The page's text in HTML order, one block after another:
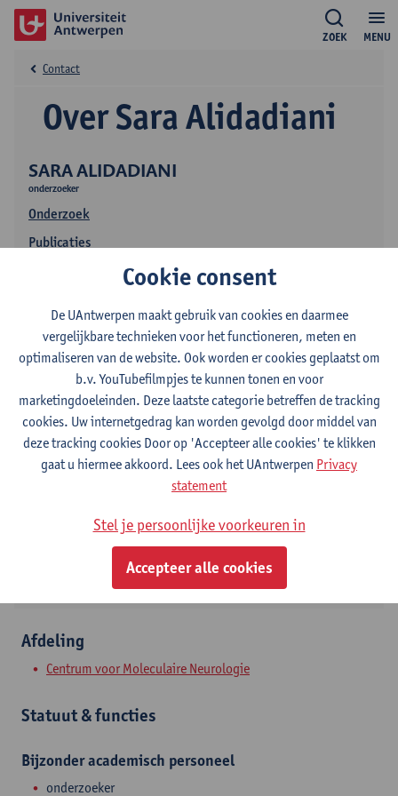
MENU
ZOEK
SARA ALIDADIANI
onderzoeker
Onderzoek
Publicaties
Over Sara Alidadiani
Contact
Contact
Campus Drie Eiken
Toon e-mailadres
Universiteitsplein 1
2610 Wilrijk, BEL
Afdeling
Centrum voor Moleculaire Neurologie
Statuut & functies
Bijzonder academisch personeel
onderzoeker
Cookie consent
De UAntwerpen maakt gebruik van cookies en daarmee
vergelijkbare technieken voor het functioneren, meten en
optimaliseren van de website. Ook worden er cookies geplaatst om
b.v. YouTubefilmpjes te kunnen tonen en voor
marketingdoeleinden. Deze laatste categorie betreffen de tracking
cookies. Uw internetgedrag kan worden gevolgd door middel van
deze tracking cookies Door op 'Accepteer alle cookies' te klikken
gaat u hiermee akkoord. Lees ook het UAntwerpen Privacy
statement
Stel je persoonlijke voorkeuren in
Accepteer alle cookies